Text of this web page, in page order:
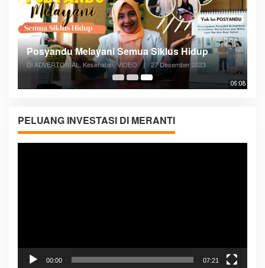
05:08
Posyandu Melayani Semua Siklus Hidup
Di ADVERTORIAL, Kesehatan, VIDEO | 27 Desember 2023
PELUANG INVESTASI DI MERANTI
Pemutar
00:00 07:21